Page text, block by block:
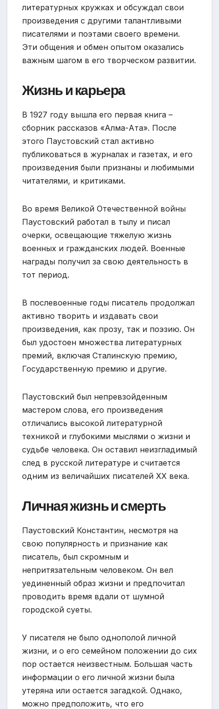
литературных кружках и обсуждал свои
произведения с другими талантливыми
писателями и поэтами своего времени.
Эти общения и обмен опытом оказались
важным шагом в его творческом развитии.
Жизнь и карьера
В 1927 году вышла его первая книга –
сборник рассказов «Алма-Ата». После
этого Паустовский стал активно
публиковаться в журналах и газетах, и его
произведения были признаны и любимыми
читателями, и критиками.
Во время Великой Отечественной войны
Паустовский работал в тылу и писал
очерки, освещающие тяжелую жизнь
военных и гражданских людей. Военные
награды получил за свою деятельность в
тот период.
В послевоенные годы писатель продолжал
активно творить и издавать свои
произведения, как прозу, так и поэзию. Он
был удостоен множества литературных
премий, включая Сталинскую премию,
Государственную премию и другие.
Паустовский был непревзойденным
мастером слова, его произведения
отличались высокой литературной
техникой и глубокими мыслями о жизни и
судьбе человека. Он оставил неизгладимый
след в русской литературе и считается
одним из величайших писателей XX века.
Личная жизнь и смерть
Паустовский Константин, несмотря на
свою популярность и признание как
писатель, был скромным и
непритязательным человеком. Он вел
уединенный образ жизни и предпочитал
проводить время вдали от шумной
городской суеты.
У писателя не было однополой личной
жизни, и о его семейном положении до сих
пор остается неизвестным. Большая часть
информации о его личной жизни была
утеряна или остается загадкой. Однако,
можно предположить, что его